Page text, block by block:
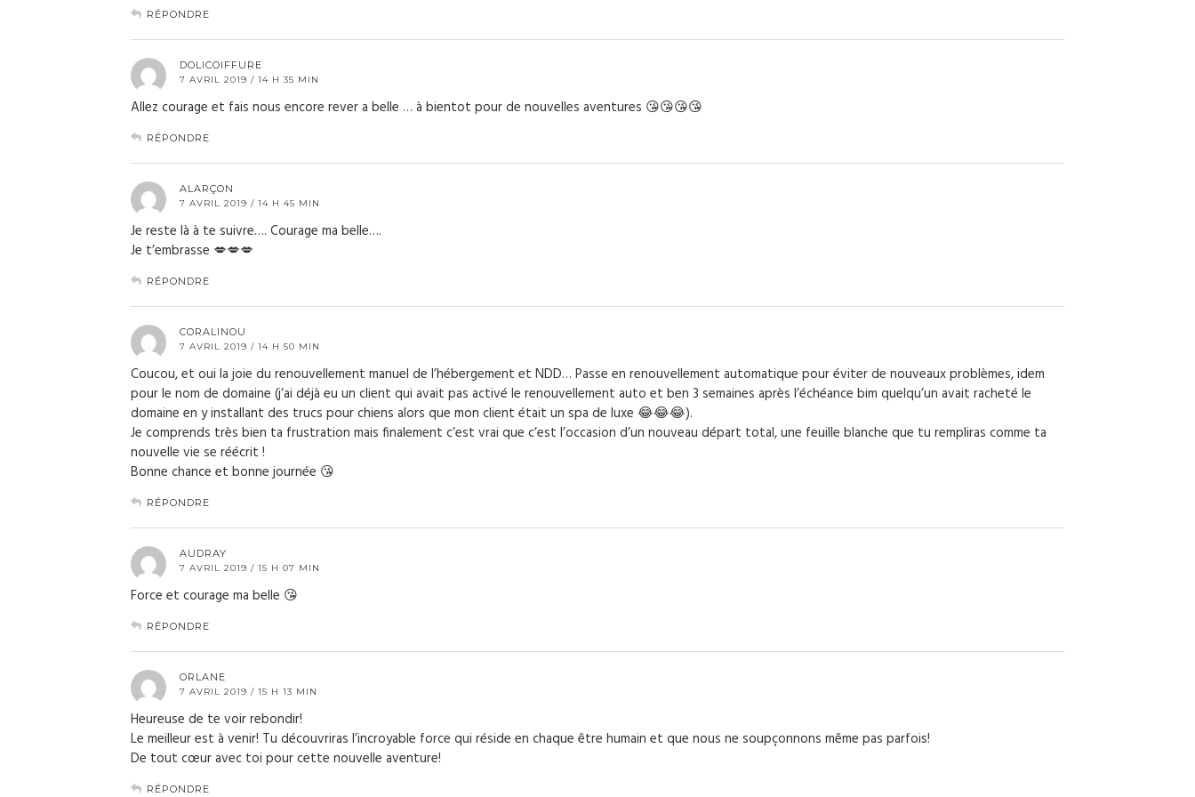
RÉPONDRE
DOLICOIFFURE
7 AVRIL 2019 / 14 H 35 MIN
Allez courage et fais nous encore rever a belle … à bientot pour de nouvelles aventures 😘😘😘😘
RÉPONDRE
ALARÇON
7 AVRIL 2019 / 14 H 45 MIN
Je reste là à te suivre…. Courage ma belle….
Je t’embrasse 💋💋💋
RÉPONDRE
CORALINOU
7 AVRIL 2019 / 14 H 50 MIN
Coucou, et oui la joie du renouvellement manuel de l’hébergement et NDD… Passe en renouvellement automatique pour éviter de nouveaux problèmes, idem
pour le nom de domaine (j’ai déjà eu un client qui avait pas activé le renouvellement auto et ben 3 semaines après l’échéance bim quelqu’un avait racheté le
domaine en y installant des trucs pour chiens alors que mon client était un spa de luxe 😂😂😂).
Je comprends très bien ta frustration mais finalement c’est vrai que c’est l’occasion d’un nouveau départ total, une feuille blanche que tu rempliras comme ta
nouvelle vie se réécrit !
Bonne chance et bonne journée 😘
RÉPONDRE
AUDRAY
7 AVRIL 2019 / 15 H 07 MIN
Force et courage ma belle 😘
RÉPONDRE
ORLANE
7 AVRIL 2019 / 15 H 13 MIN
Heureuse de te voir rebondir!
Le meilleur est à venir! Tu découvriras l’incroyable force qui réside en chaque être humain et que nous ne soupçonnons même pas parfois!
De tout cœur avec toi pour cette nouvelle aventure!
RÉPONDRE